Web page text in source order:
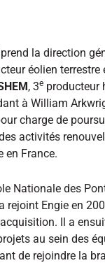
la direction
éolien terrestre
, 3eproducteur
à William
charge de
activités
en France.
Nationale des
rejoint Engie en
Il a
au sein des
de rejoindre la